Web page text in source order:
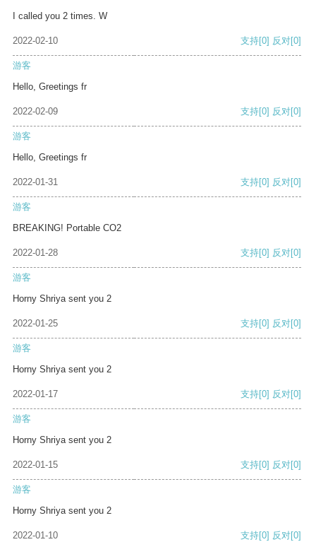
I called you 2 times. W
2022-02-10 支持[0] 反对[0]
游客
Hello, Greetings fr
2022-02-09 支持[0] 反对[0]
游客
Hello, Greetings fr
2022-01-31 支持[0] 反对[0]
游客
BREAKING! Portable CO2
2022-01-28 支持[0] 反对[0]
游客
Horny Shriya sent you 2
2022-01-25 支持[0] 反对[0]
游客
Horny Shriya sent you 2
2022-01-17 支持[0] 反对[0]
游客
Horny Shriya sent you 2
2022-01-15 支持[0] 反对[0]
游客
Horny Shriya sent you 2
2022-01-10 支持[0] 反对[0]